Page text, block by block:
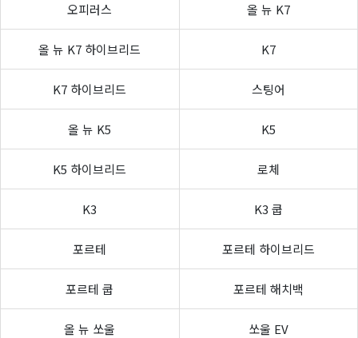
오피러스 올 뉴 K7
올 뉴 K7 하이브리드 K7
K7 하이브리드 스팅어
올 뉴 K5 K5
K5 하이브리드 로체
K3 K3 쿱
포르테 포르테 하이브리드
포르테 쿱 포르테 해치백
올 뉴 쏘울 쏘울 EV